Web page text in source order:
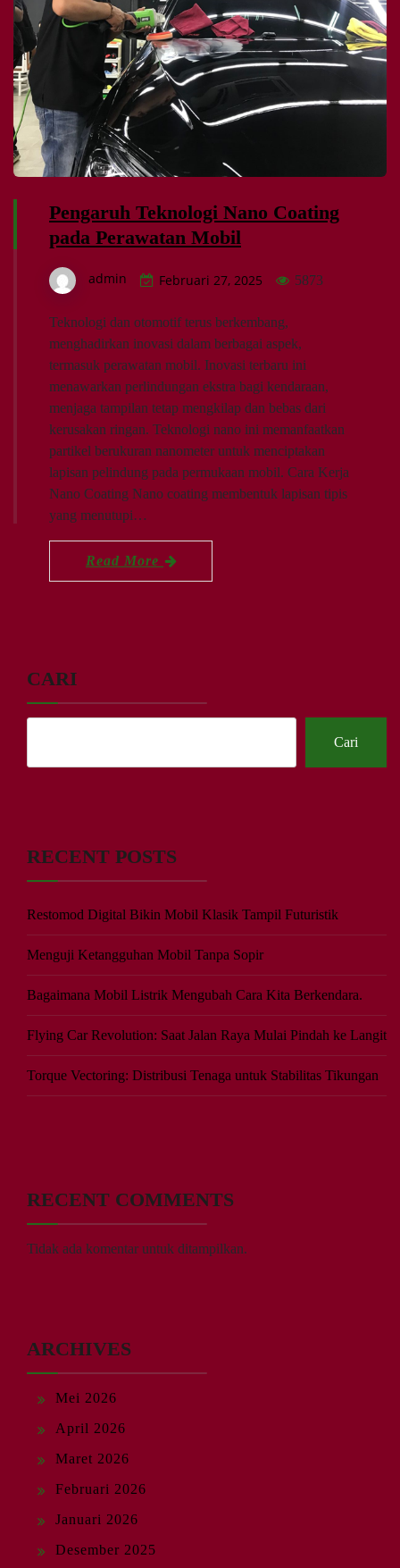
Pengaruh Teknologi Nano Coating
pada Perawatan Mobil
admin Februari 27, 2025 5873
Teknologi dan otomotif terus berkembang,
menghadirkan inovasi dalam berbagai aspek,
termasuk perawatan mobil. Inovasi terbaru ini
menawarkan perlindungan ekstra bagi kendaraan,
menjaga tampilan tetap mengkilap dan bebas dari
kerusakan ringan. Teknologi nano ini memanfaatkan
partikel berukuran nanometer untuk menciptakan
lapisan pelindung pada permukaan mobil. Cara Kerja
Nano Coating Nano coating membentuk lapisan tipis
yang menutupi…
Read More
CARI
Cari
RECENT POSTS
Restomod Digital Bikin Mobil Klasik Tampil Futuristik
Menguji Ketangguhan Mobil Tanpa Sopir
Bagaimana Mobil Listrik Mengubah Cara Kita Berkendara.
Flying Car Revolution: Saat Jalan Raya Mulai Pindah ke Langit
Torque Vectoring: Distribusi Tenaga untuk Stabilitas Tikungan
RECENT COMMENTS
Tidak ada komentar untuk ditampilkan.
ARCHIVES
Mei 2026
April 2026
Maret 2026
Februari 2026
Januari 2026
Desember 2025